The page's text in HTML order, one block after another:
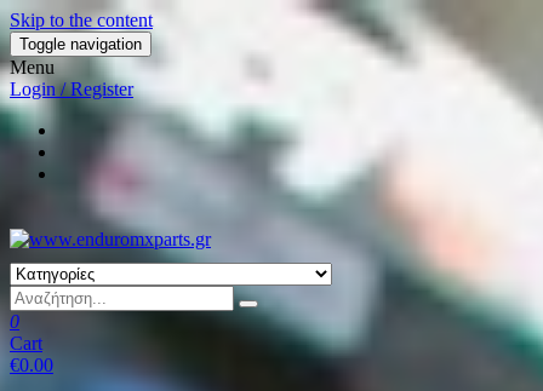
Skip to the content
Toggle navigation
Menu
Login / Register
0
Cart
€0.00